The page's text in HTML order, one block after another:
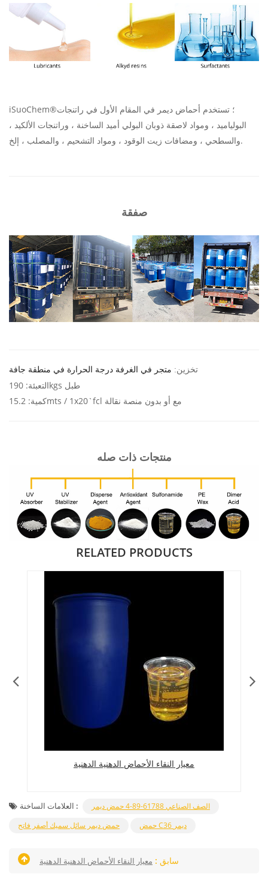
iSuoChem®؛ تستخدم أحماض ديمر في المقام الأول في راتنجات
البولياميد ، ومواد لاصقة ذوبان البولي أميد الساخنة ، وراتنجات الألكيد ،
والسطحي ، ومضافات زيت الوقود ، ومواد التشحيم ، والمصلب ، إلخ.
صفقة
تخزين: متجر في الغرفة درجة الحرارة في منطقة جافة
التعبئة:
190kgs طبل
كمية:
15.2mts / 1x20`fcl مع أو بدون منصة نقالة
منتجات ذات صله
RELATED PRODUCTS
معيار النقاء الأحماض الدهنية الدهنية
العلامات الساخنة :
الصف الصناعي 61788-89-4 حمض ديمر
حمض ديمر سائل سميك أصفر فاتح
حمض C36 ديمر
سابق : معيار النقاء الأحماض الدهنية الدهنية